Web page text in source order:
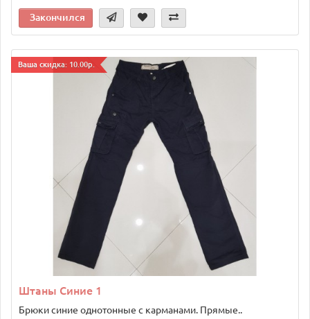
Закончился
Ваша скидка: 10.00р.
Штаны Синие 1
Брюки синие однотонные с карманами. Прямые..